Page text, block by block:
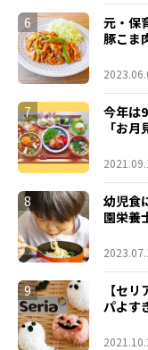
6
元・保
豚こま
7
今年は
「お
8
幼児食
園栄養
9
【セ
パよす